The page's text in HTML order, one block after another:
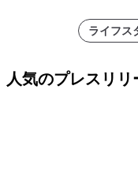
ライフス
人気のプレスリリ